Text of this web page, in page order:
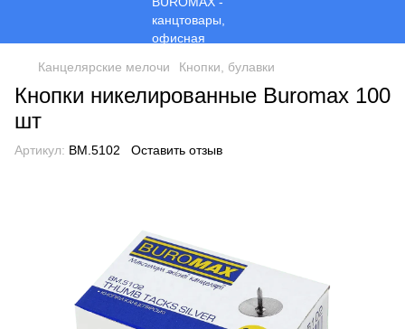
Канцелярские мелочи Кнопки, булавки
Кнопки никелированные Buromax 100
шт
Артикул: BM.5102 Оставить отзыв